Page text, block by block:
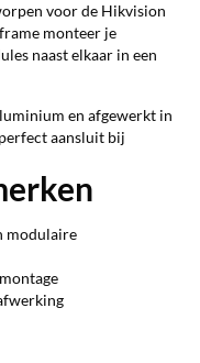
voor de Hikvision
monteer je
naast elkaar in een
en afgewerkt in
aansluit bij
modulaire